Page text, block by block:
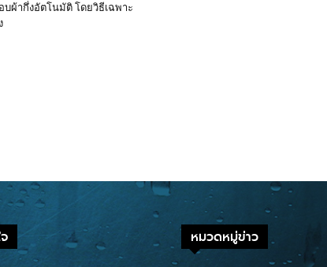
บผ้ากึ่งอัตโนมัติ โดยวิธีเฉพาะ
หมวดหมู่ข่าว